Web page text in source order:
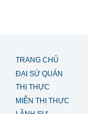
TRANG CHỦ
ĐẠI SỨ QUÁN
THỊ THỰC
MIỄN THỊ THỰC